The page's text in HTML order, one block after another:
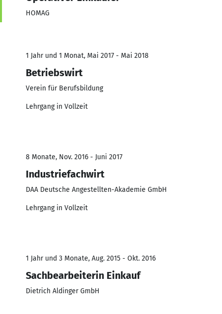
HOMAG
1 Jahr und 1 Monat, Mai 2017 - Mai 2018
Betriebswirt
Verein für Berufsbildung
Lehrgang in Vollzeit
8 Monate, Nov. 2016 - Juni 2017
Industriefachwirt
DAA Deutsche Angestellten-Akademie GmbH
Lehrgang in Vollzeit
1 Jahr und 3 Monate, Aug. 2015 - Okt. 2016
Sachbearbeiterin Einkauf
Dietrich Aldinger GmbH